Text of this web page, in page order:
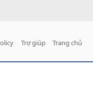
Trợ giúp Trang chủ